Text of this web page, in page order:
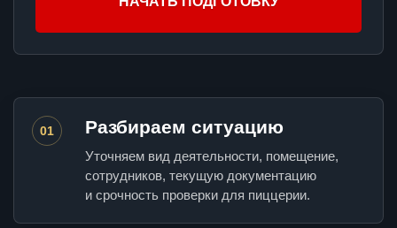
01 Разбираем ситуацию
Уточняем вид деятельности, помещение,
сотрудников, текущую документацию
и срочность проверки для пиццерии.